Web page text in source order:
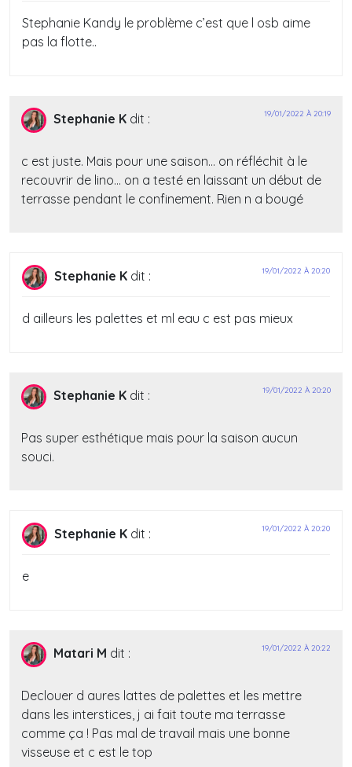
Stephanie Kandy le problème c’est que l osb aime
pas la flotte..
Stephanie K dit : 19/01/2022 À 20:19
c est juste. Mais pour une saison… on réfléchit à le
recouvrir de lino… on a testé en laissant un début de
terrasse pendant le confinement. Rien n a bougé
Stephanie K dit : 19/01/2022 À 20:20
d ailleurs les palettes et ml eau c est pas mieux
Stephanie K dit : 19/01/2022 À 20:20
Pas super esthétique mais pour la saison aucun
souci.
Stephanie K dit : 19/01/2022 À 20:20
e
Matari M dit : 19/01/2022 À 20:22
Declouer d aures lattes de palettes et les mettre
dans les interstices, j ai fait toute ma terrasse
comme ça ! Pas mal de travail mais une bonne
visseuse et c est le top